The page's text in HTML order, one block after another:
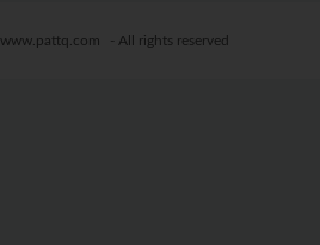
www.pattq.com - All rights reserved